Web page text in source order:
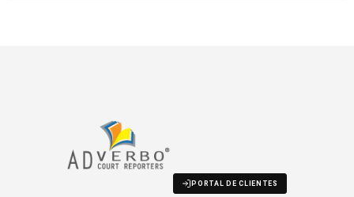
PORTAL DE CLIENTES